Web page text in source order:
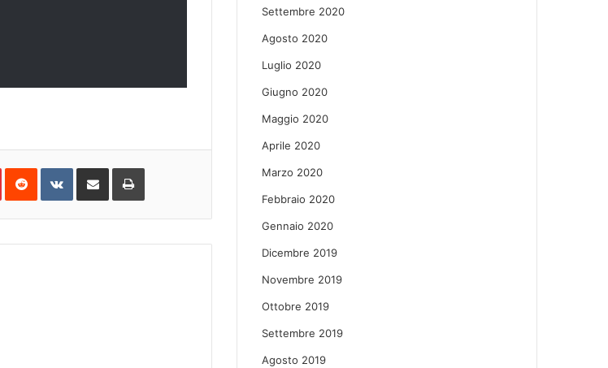
PinterestReddit VKontakteShare
Email
Print
Settembre 2020
Agosto 2020
Luglio 2020
Giugno 2020
Maggio 2020
Aprile 2020
Marzo 2020
Febbraio 2020
Gennaio 2020
Dicembre 2019
Novembre 2019
Ottobre 2019
Settembre 2019
Agosto 2019